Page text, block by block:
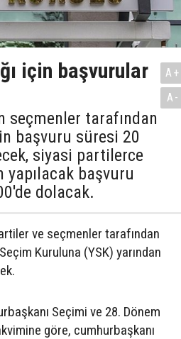
için başvurular
seçmenler tarafından
başvuru süresi 20
siyasi partilerce
yapılacak başvuru
dolacak.
A+
A-
ve seçmenler tarafından
Kuruluna (YSK) yarından
Seçimi ve 28. Dönem
göre, cumhurbaşkanı